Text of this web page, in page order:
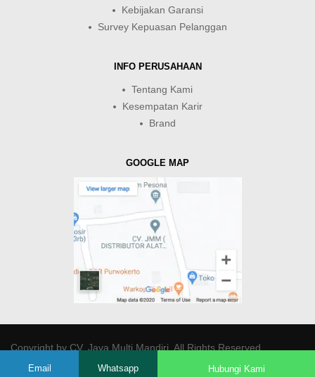
Kebijakan Garansi
Survey Kepuasan Pelanggan
INFO PERUSAHAAN
Tentang Kami
Kesempatan Karir
Brand
GOOGLE MAP
Copyright byCV. Java Multi Mandiri. All Rights Reserved.
Email Whatsapp Hubungi Kami